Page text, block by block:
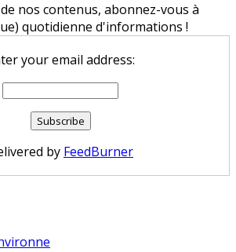
nos contenus, abonnez-vous à
quotidienne d'informations !
your email address:
by FeedBurner